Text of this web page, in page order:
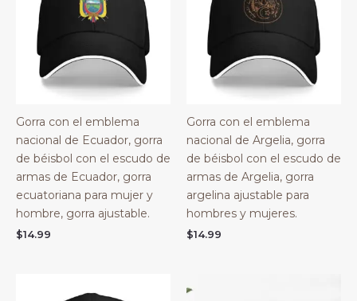
Gorra con el emblema
nacional de Ecuador, gorra
de béisbol con el escudo de
armas de Ecuador, gorra
ecuatoriana para mujer y
hombre, gorra ajustable.
$14.99
Gorra con el emblema
nacional de Argelia, gorra
de béisbol con el escudo de
armas de Argelia, gorra
argelina ajustable para
hombres y mujeres.
$14.99